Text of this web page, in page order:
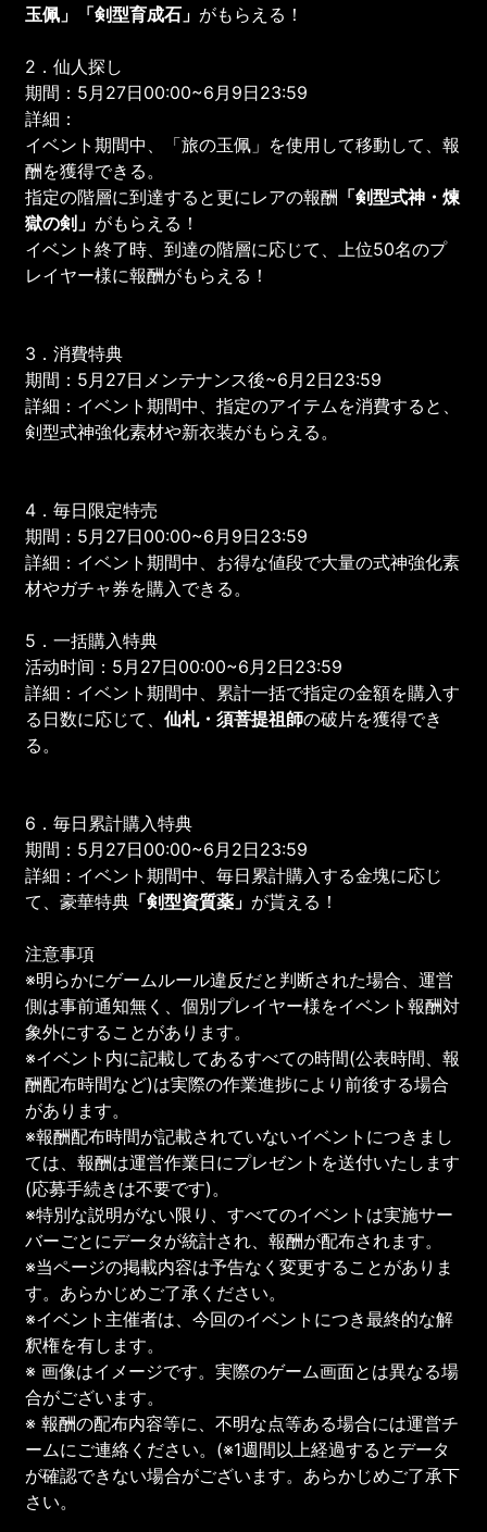
玉佩」「剣型育成石 」 がもらえる！
2．仙人探し
期間：5月27日00:00~6月9日23:59
詳細：
イベント期間中、「旅の玉佩」を使用して移動して、報
酬を獲得できる。
指定の階層に到達すると更にレアの報酬 「剣型式神・煉
獄の剣」 がもらえる！
イベント終了時、到達の階層に応じて、上位50名のプ
レイヤー様に報酬がもらえる！
3．消費特典
期間：5月27日メンテナンス後~6月2日23:59
詳細：イベント期間中、指定のアイテムを消費すると、
剣型式神強化素材や新衣装がもらえる。
4．毎日限定特売
期間：5月27日00:00~6月9日23:59
詳細：イベント期間中、お得な値段で大量の式神強化素
材やガチャ券を購入できる。
5．一括購入特典
活动时间：5月27日00:00~6月2日23:59
詳細：イベント期間中、累計一括で指定の金額を購入す
る日数に応じて、仙札・須菩提祖師の破片を獲得でき
る。
6．毎日累計購入特典
期間：5月27日00:00~6月2日23:59
詳細：イベント期間中、毎日累計購入する金塊に応じ
て、豪華特典 「剣型資質薬」 が貰える！
注意事項
※明らかにゲームルール違反だと判断された場合、運営
側は事前通知無く、個別プレイヤー様をイベント報酬対
象外にすることがあります。
※イベント内に記載してあるすべての時間(公表時間、報
酬配布時間など)は実際の作業進捗により前後する場合
があります。
※報酬配布時間が記載されていないイベントにつきまし
ては、報酬は運営作業日にプレゼントを送付いたします
(応募手続きは不要です)。
※特別な説明がない限り、すべてのイベントは実施サー
バーごとにデータが統計され、報酬が配布されます。
※当ページの掲載内容は予告なく変更することがありま
す。あらかじめご了承ください。
※イベント主催者は、今回のイベントにつき最終的な解
釈権を有します。
※ 画像はイメージです。実際のゲーム画面とは異なる場
合がございます。
※ 報酬の配布内容等に、不明な点等ある場合には運営チ
ームにご連絡ください。(※1週間以上経過するとデータ
が確認できない場合がございます。あらかじめご了承下
さい。